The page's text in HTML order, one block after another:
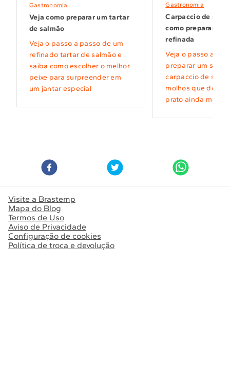
Gastronomia
Veja como preparar um tartar
de salmão
Veja o passo a passo de um
refinado tartar de salmão e
saiba como escolher o melhor
peixe para surpreender em
um jantar especial
Gastronomia
Carpaccio de
como preparar
refinada
Veja o passo a
preparar um
carpaccio de
molhos que
prato ainda mais
Visite a Brastemp
Mapa do Blog
Termos de Uso
Aviso de Privacidade
Configuração de cookies
Política de troca e devolução